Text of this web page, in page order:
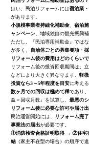
はい、民泊リフォームには宿泊業
があります。
小規模事業者持続化補助金 、宿泊
ャンペーン 、地域独自の観光振興
ただし、『民泊専用補助金』では
が多く、 自治体ごとの募集要項・
リフォーム後の費用はどのくらい
リフォーム後の投資回収期間は、
などにより大きく異なります。軽
投資なら3～5年程度を目安に考え
数ヶ月での回収は極めて稀であり
益＝回収月数』を試算し、最悪の
リフォーム後に必要な許可や届け
民泊運営開始には、
リフォーム完
事業法の届出が必要です。
①消防検査合格証明取得 →②住宅
結 （家主不在型の場合）の順序で進